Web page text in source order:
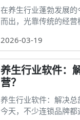
在养生行业蓬勃发展
而出，光靠传统的经营
2026-03-19
养生行业软件：
营？
养生行业软件：解决
今天，不少连锁品牌都